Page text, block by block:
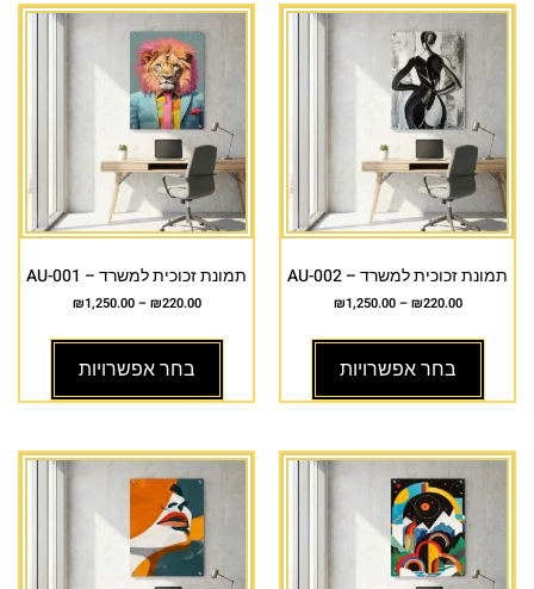
תמונת זכוכית למשרד – AU-002
₪220.00
–
₪1,250.00
בחר אפשרויות
תמונת זכוכית למשרד – AU-001
₪220.00
–
₪1,250.00
בחר אפשרויות